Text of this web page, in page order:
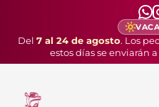
Del 7 al 24 de agosto. Los
estos días se enviarán